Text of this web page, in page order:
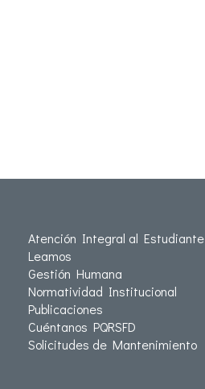
Atención Integral al Estudiante
Leamos
Gestión Humana
Normatividad Institucional
Publicaciones
Cuéntanos PQRSFD
Solicitudes de Mantenimiento